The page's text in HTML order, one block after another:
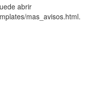
abrir
mas_avisos.html.